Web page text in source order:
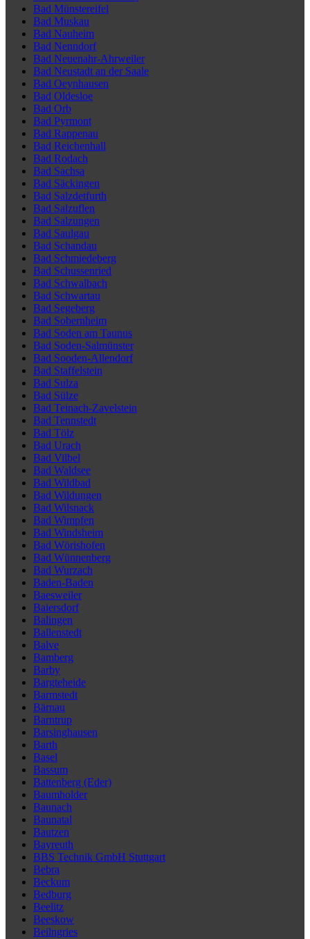
Bad Münstereifel
Bad Muskau
Bad Nauheim
Bad Nenndorf
Bad Neuenahr-Ahrweiler
Bad Neustadt an der Saale
Bad Oeynhausen
Bad Oldesloe
Bad Orb
Bad Pyrmont
Bad Rappenau
Bad Reichenhall
Bad Rodach
Bad Sachsa
Bad Säckingen
Bad Salzdetfurth
Bad Salzuflen
Bad Salzungen
Bad Saulgau
Bad Schandau
Bad Schmiedeberg
Bad Schussenried
Bad Schwalbach
Bad Schwartau
Bad Segeberg
Bad Sobernheim
Bad Soden am Taunus
Bad Soden-Salmünster
Bad Sooden-Allendorf
Bad Staffelstein
Bad Sulza
Bad Sülze
Bad Teinach-Zavelstein
Bad Tennstedt
Bad Tölz
Bad Urach
Bad Vilbel
Bad Waldsee
Bad Wildbad
Bad Wildungen
Bad Wilsnack
Bad Wimpfen
Bad Windsheim
Bad Wörishofen
Bad Wünnenberg
Bad Wurzach
Baden-Baden
Baesweiler
Baiersdorf
Balingen
Ballenstedt
Balve
Bamberg
Barby
Bargteheide
Barmstedt
Bärnau
Barntrup
Barsinghausen
Barth
Basel
Bassum
Battenberg (Eder)
Baumholder
Baunach
Baunatal
Bautzen
Bayreuth
BBS Technik GmbH Stuttgart
Bebra
Beckum
Bedburg
Beelitz
Beeskow
Beilngries